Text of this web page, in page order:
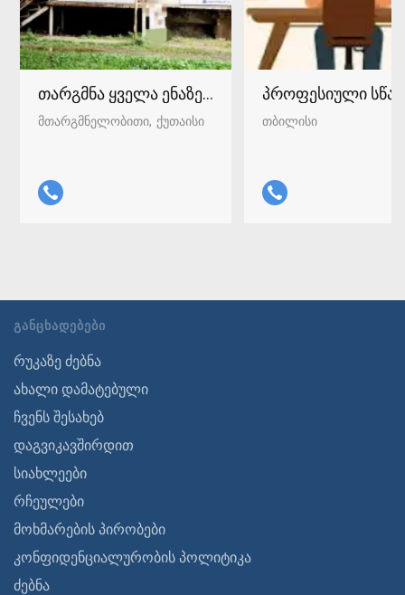
თარგმნა ყველა ენაზე ქუთაისში 598-37-96-93
მთარგმნელობითი ქუთაისი
პროფესიული
თბილისი
ᲒᲐᲜᲪᲮᲐᲓᲔᲑᲔᲑᲘ
რუკაზე ძებნა
ახალი დამატებული
ჩვენს შესახებ
დაგვიკავშირდით
სიახლეები
რჩეულები
მოხმარების პირობები
კონფიდენციალურობის პოლიტიკა
ძებნა